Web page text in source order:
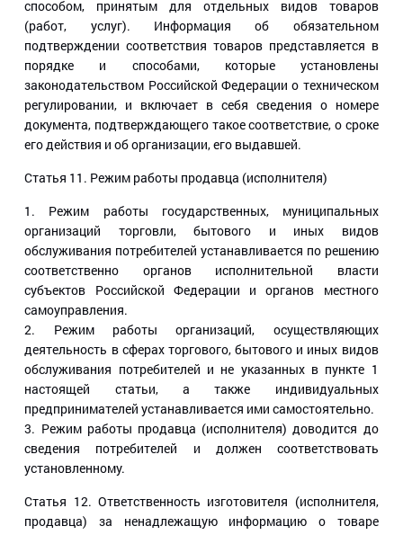
способом, принятым для отдельных видов товаров
(работ, услуг). Информация об обязательном
подтверждении соответствия товаров представляется в
порядке и способами, которые установлены
законодательством Российской Федерации о техническом
регулировании, и включает в себя сведения о номере
документа, подтверждающего такое соответствие, о сроке
его действия и об организации, его выдавшей.
Статья 11 . Режим работы продавца (исполнителя)
1. Режим работы государственных, муниципальных
организаций торговли, бытового и иных видов
обслуживания потребителей устанавливается по решению
соответственно органов исполнительной власти
субъектов Российской Федерации и органов местного
самоуправления.
2. Режим работы организаций, осуществляющих
деятельность в сферах торгового, бытового и иных видов
обслуживания потребителей и не указанных в пункте 1
настоящей статьи, а также индивидуальных
предпринимателей устанавливается ими самостоятельно.
3. Режим работы продавца (исполнителя) доводится до
сведения потребителей и должен соответствовать
установленному.
Статья 12. Ответственность изготовителя (исполнителя,
продавца) за ненадлежащую информацию о товаре